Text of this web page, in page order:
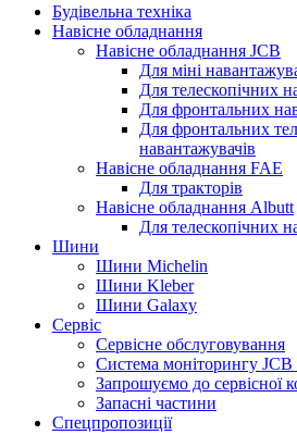
Будівельна техніка
Навісне обладнання
Навісне обладнання JCB
Для міні
Для телескопічних
Для фронтальних
Для фронтальних
навантажувачів
Навісне обладнання FAE
Для тракторів
Навісне обладнання Albutt
Для телескопічних
Шини
Шини Michelin
Шини Kleber
Шини Galaxy
Сервіс
Сервісне обслуговування
Система моніторингу
Запрошуємо до сервісної
Запасні частини
Спецпропозиції